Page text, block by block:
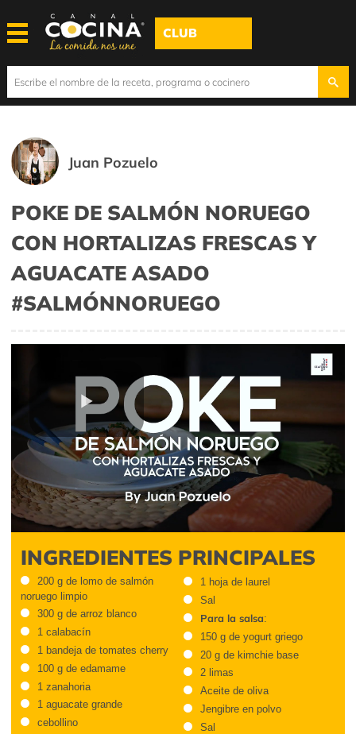
CLUB
Juan Pozuelo
POKE DE SALMÓN NORUEGO
CON HORTALIZAS FRESCAS Y
AGUACATE ASADO
#SALMÓNNORUEGO
Play
INGREDIENTES PRINCIPALES
200 g de lomo de salmón
noruego limpio
300 g de arroz blanco
1 calabacín
1 bandeja de tomates cherry
100 g de edamame
1 zanahoria
1 aguacate grande
cebollino
1 hoja de laurel
Sal
Para la salsa:
150 g de yogurt griego
20 g de kimchie base
2 limas
Aceite de oliva
Jengibre en polvo
Sal